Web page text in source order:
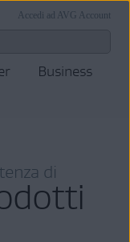
Accedi ad AVG Account
Business
di